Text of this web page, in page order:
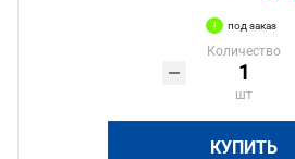
под заказ
Количество
шт
КУПИТЬ